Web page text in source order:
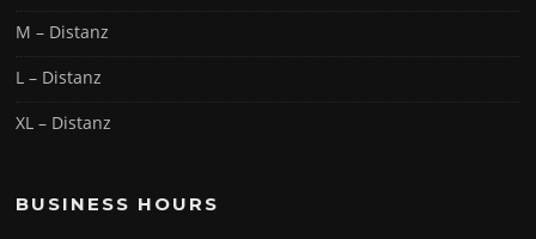
M – Distanz
L – Distanz
XL – Distanz
BUSINESS HOURS